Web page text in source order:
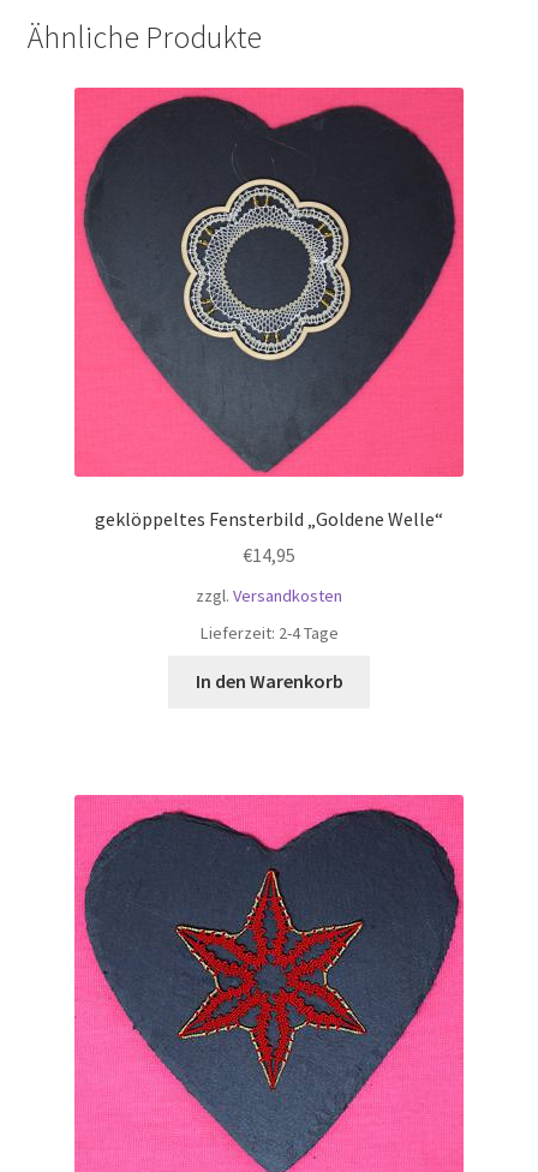
Ähnliche Produkte
geklöppeltes Fensterbild „Goldene Welle“
€14,95
zzgl. Versandkosten
Lieferzeit: 2-4 Tage
In den Warenkorb